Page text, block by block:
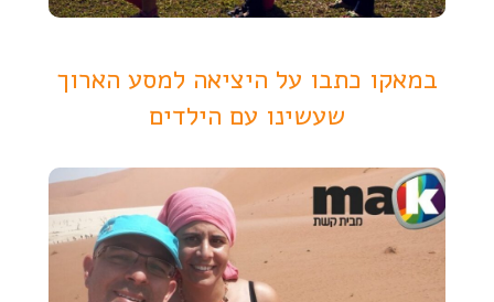
במאקו כתבו על היציאה למסע הארוך
שעשינו עם הילדים